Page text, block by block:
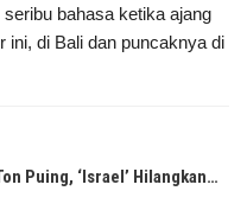
bahasa ketika ajang
ini, di Bali dan puncaknya di
Puing, ‘Israel’ Hilangkan…